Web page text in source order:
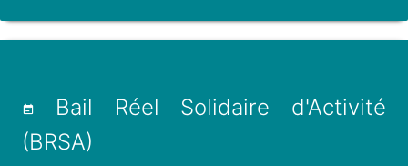
Bail Réel Solidaire d'Activité
(BRSA)